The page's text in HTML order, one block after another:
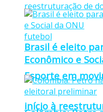
Esporte em
início à
Brasil é eleito
Econômico e